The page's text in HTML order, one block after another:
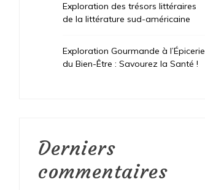
Exploration des trésors littéraires
de la littérature sud-américaine
Exploration Gourmande à l’Épicerie
du Bien-Être : Savourez la Santé !
Derniers
commentaires